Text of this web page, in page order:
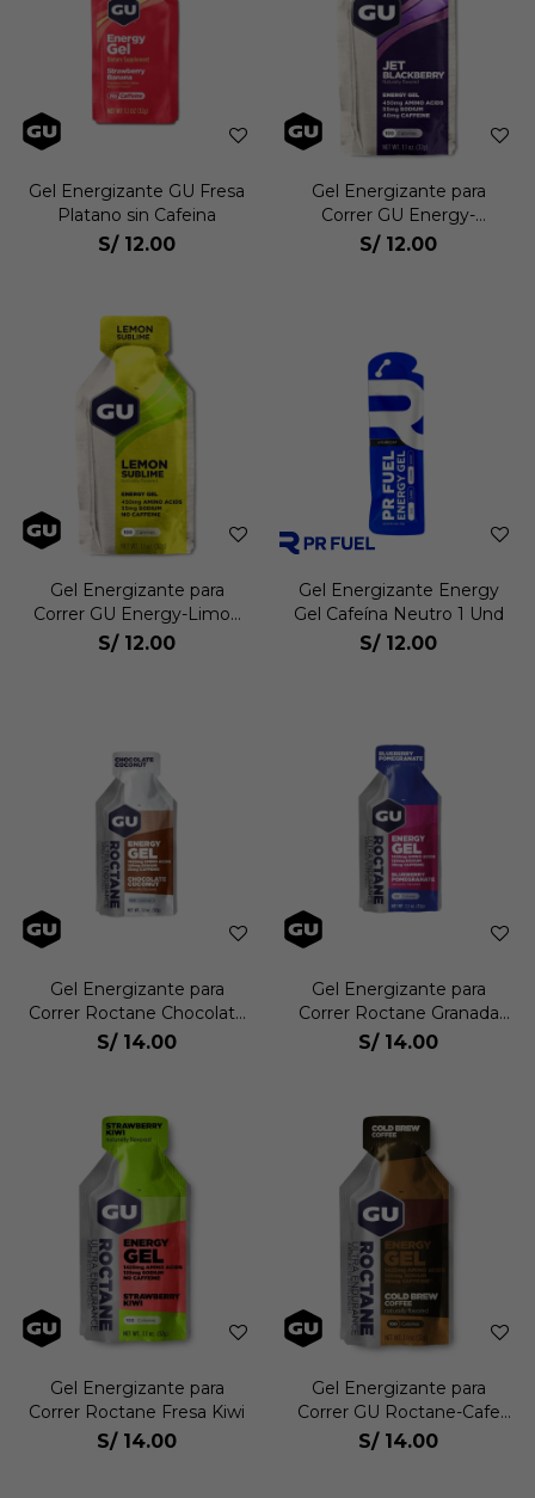
Gel Energizante GU Fresa
Platano sin Cafeina
S/ 12.00
Gel Energizante para
Correr GU Energy-
Zarzamora 10012
S/ 12.00
Gel Energizante para
Correr GU Energy-Limon
10008
S/ 12.00
Gel Energizante Energy
Gel Cafeína Neutro 1 Und
S/ 12.00
Gel Energizante para
Correr Roctane Chocolate
Coconut con Cafeina
S/ 14.00
Gel Energizante para
Correr Roctane Granada
De Arandano
S/ 14.00
Gel Energizante para
Correr Roctane Fresa Kiwi
S/ 14.00
Gel Energizante para
Correr GU Roctane-Cafe
10342
S/ 14.00